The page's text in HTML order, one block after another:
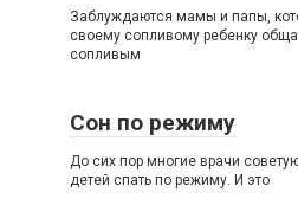
Заблуждаются мамы и папы,
своему сопливому ребенку
сопливым
Сон по режиму
До сих пор многие врачи
детей спать по режиму. И это